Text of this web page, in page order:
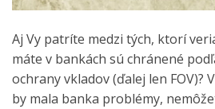
Aj Vy patríte medzi tých, ktorí
máte v bankách sú chránené
ochrany vkladov (ďalej len FOV)?
by mala banka problémy,